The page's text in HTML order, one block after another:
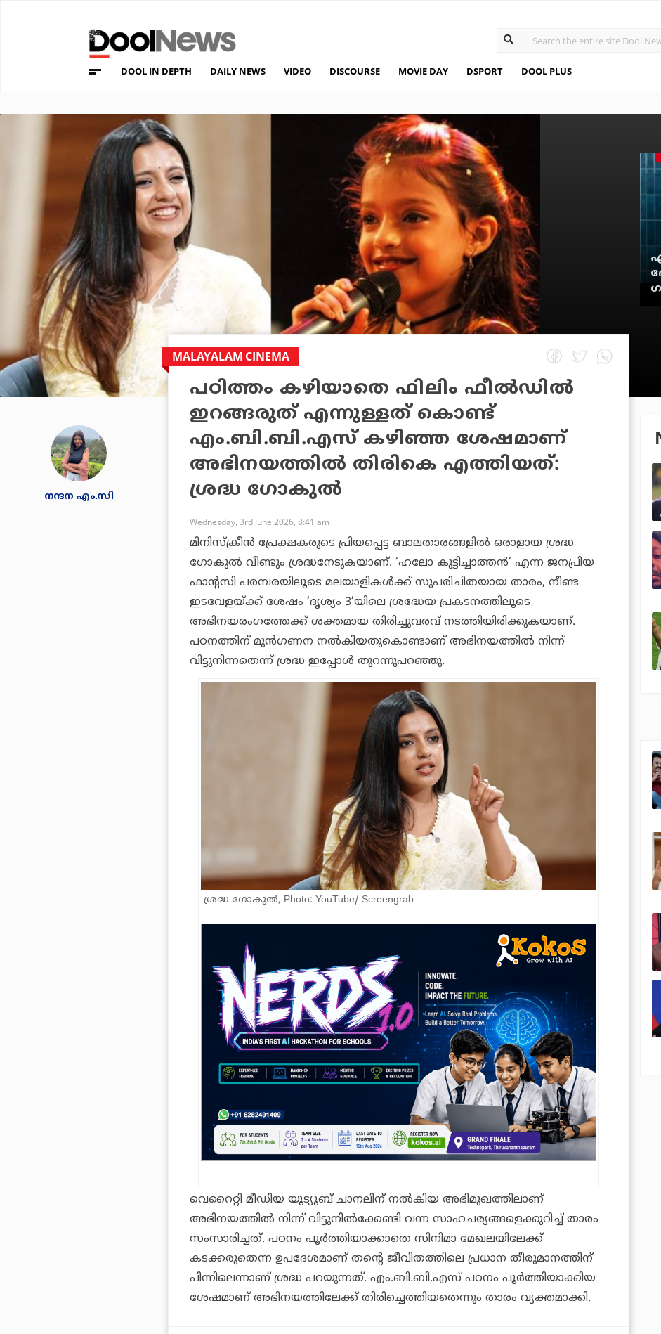
DOOL IN DEPTH DAILY NEWS VIDEO DISCOURSE MOVIE DAY DSPORT DOOL PLUS
നന്ദന എം.സി
MALAYALAM CINEMA
പഠിത്തം കഴിയാതെ ഫിലിം ഫീൽഡിൽ
ഇറങ്ങരുത് എന്നുള്ളത് കൊണ്ട്
എം.ബി.ബി.എസ് കഴിഞ്ഞ ശേഷമാണ്
അഭിനയത്തിൽ തിരികെ എത്തിയത്:
ശ്രദ്ധ ഗോകുൽ
Wednesday, 3rd June 2026, 8:41 am
മിനിസ്ക്രീൻ പ്രേക്ഷകരുടെ പ്രിയപ്പെട്ട ബാലതാരങ്ങളിൽ ഒരാളായ ശ്രദ്ധ
ഗോകുൽ വീണ്ടും ശ്രദ്ധനേടുകയാണ്. ‘ഹലോ കുട്ടിച്ചാത്തൻ’ എന്ന ജനപ്രിയ
ഫാന്റസി പരമ്പരയിലൂടെ മലയാളികൾക്ക് സുപരിചിതയായ താരം, നീണ്ട
ഇടവേളയ്ക്ക് ശേഷം ‘ദൃശ്യം 3’യിലെ ശ്രദ്ധേയ പ്രകടനത്തിലൂടെ
അഭിനയരംഗത്തേക്ക് ശക്തമായ തിരിച്ചുവരവ് നടത്തിയിരിക്കുകയാണ്.
പഠനത്തിന് മുൻഗണന നൽകിയതുകൊണ്ടാണ് അഭിനയത്തിൽ നിന്ന്
വിട്ടുനിന്നതെന്ന് ശ്രദ്ധ ഇപ്പോൾ തുറന്നുപറഞ്ഞു.
ശ്രദ്ധ ഗോകുൽ, Photo: YouTube/ Screengrab
വെറൈറ്റി മീഡിയ യൂട്യൂബ് ചാനലിന് നൽകിയ അഭിമുഖത്തിലാണ്
അഭിനയത്തിൽ നിന്ന് വിട്ടുനിൽക്കേണ്ടി വന്ന സാഹചര്യങ്ങളെക്കുറിച്ച് താരം
സംസാരിച്ചത്. പഠനം പൂർത്തിയാക്കാതെ സിനിമാ മേഖലയിലേക്ക്
കടക്കരുതെന്ന ഉപദേശമാണ് തന്റെ ജീവിതത്തിലെ പ്രധാന തീരുമാനത്തിന്
പിന്നിലെന്നാണ് ശ്രദ്ധ പറയുന്നത്. എം.ബി.ബി.എസ് പഠനം പൂർത്തിയാക്കിയ
ശേഷമാണ് അഭിനയത്തിലേക്ക് തിരിച്ചെത്തിയതെന്നും താരം വ്യക്തമാക്കി.